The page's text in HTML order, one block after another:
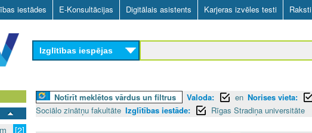
Skip
to
main
content
iestādes E-Konsultācijas Digitālais asistents Karjeras izvēles testi Raksti
Izglītības iespējas
[2]
Notīrīt meklētos vārdus un filtrus Valoda: en Norises vieta:
Sociālo zinātņu fakultāte Izglītības iestāde: Rīgas Stradiņa universitāte